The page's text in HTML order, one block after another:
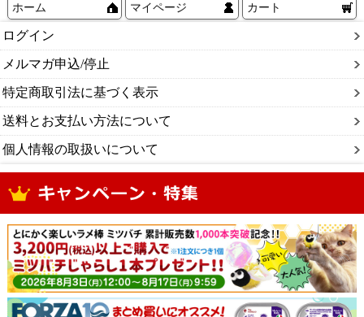
ホーム マイページ カート
ログイン
メルマガ申込/停止
特定商取引法に基づく表示
送料とお支払い方法について
個人情報の取扱いについて